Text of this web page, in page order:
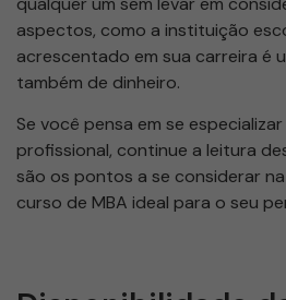
aspectos, como a instituição
acrescentado em sua carreira é
também de dinheiro.
Se você pensa em se
profissional, continue a leitura
são os pontos a se considerar
curso de MBA ideal para o seu